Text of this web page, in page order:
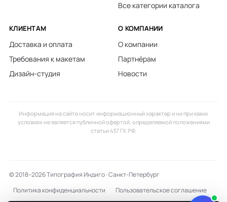
Все категории каталога
КЛИЕНТАМ
Доставка и оплата
Требования к макетам
Дизайн-студия
О КОМПАНИИ
О компании
Партнёрам
Новости
Информация на сайте носит информационный характер и ни при каких
условиях не является публичной офертой, определяемой положениями
статьи 437 ГК РФ.
© 2018–2026 Типография Индиго · Санкт-Петербург
Политика конфиденциальности
Пользовательское соглашение